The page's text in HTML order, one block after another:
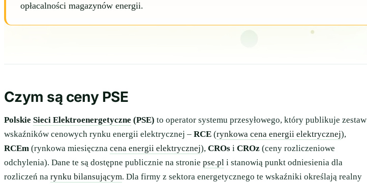
opłacalności magazynów energii.
Czym są ceny PSE
Polskie Sieci Elektroenergetyczne (PSE) to operator systemu przesyłowego, który publikuje zestaw
wskaźników cenowych rynku energii elektrycznej – RCE (rynkowa cena energii elektrycznej),
RCEm (rynkowa miesięczna cena energii elektrycznej), CROs i CROz (ceny rozliczeniowe
odchylenia). Dane te są dostępne publicznie na stronie pse.pl i stanowią punkt odniesienia dla
rozliczeń na rynku bilansującym. Dla firmy z sektora energetycznego te wskaźniki określają realny